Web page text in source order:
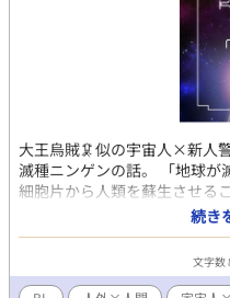
大王烏賊🦑似の宇宙人×新人
滅種ニンゲンの話。 「地球が
細胞片から人類を蘇生させる
らかい胎は繁殖に最適！（
す。繁殖は計画的に）」
続き
文字数